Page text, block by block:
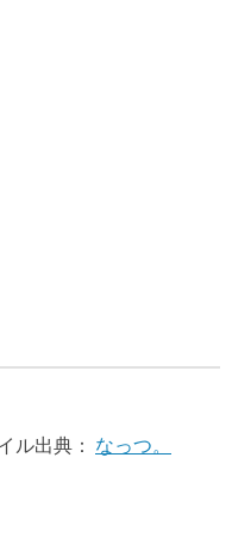
ル出典： なっつ。